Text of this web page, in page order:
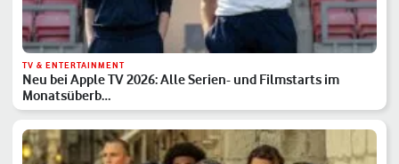
TV & ENTERTAINMENT
Neu bei Apple TV 2026: Alle Serien- und Filmstarts im
Monatsüberb…